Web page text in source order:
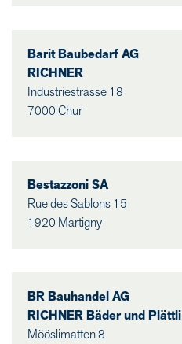
Barit Baubedarf AG
RICHNER
Industriestrasse 18
7000 Chur
Bestazzoni SA
Rue des Sablons 15
1920 Martigny
BR Bauhandel AG
RICHNER Bäder und Plättli
Mööslimatten 8